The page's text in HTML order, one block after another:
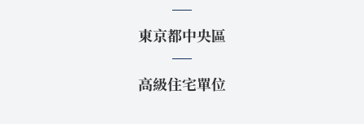
東京都中央區
高級住宅單位